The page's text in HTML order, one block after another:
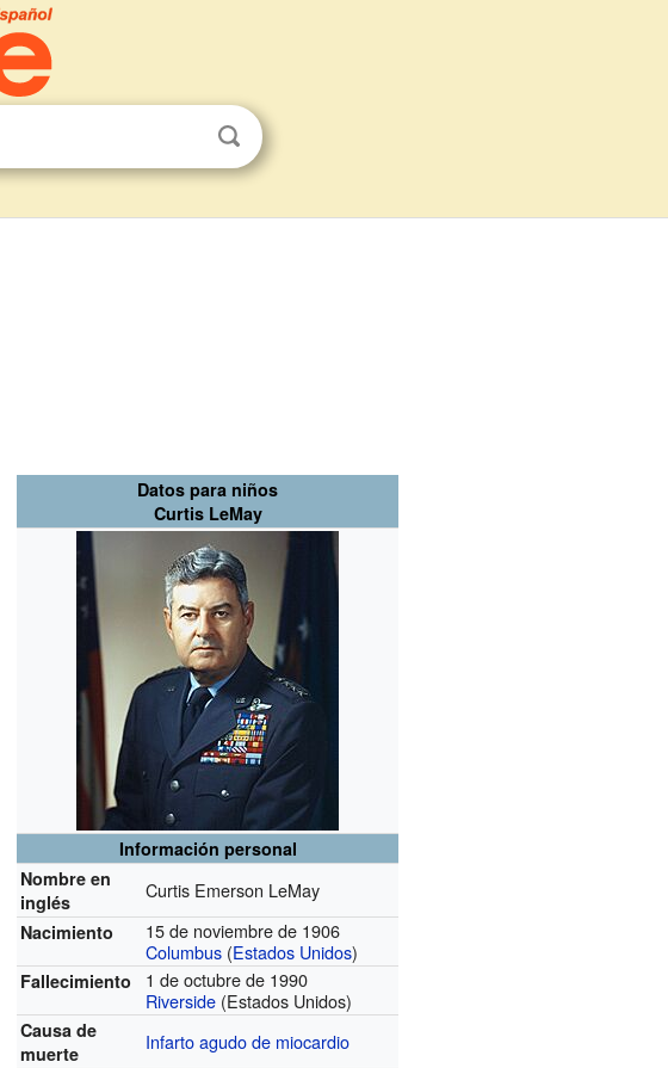
Datos para niños
Curtis LeMay
Información personal
Nombre en
inglés
Curtis Emerson LeMay
Nacimiento
15 de noviembre de 1906
Columbus (Estados Unidos)
Fallecimiento
1 de octubre de 1990
Riverside (Estados Unidos)
Causa de
muerte
Infarto agudo de miocardio